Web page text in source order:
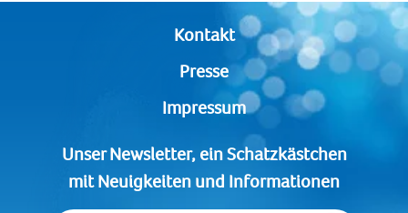
Kontakt
Presse
Impressum
Unser Newsletter, ein Schatzkästchen
mit Neuigkeiten und Informationen